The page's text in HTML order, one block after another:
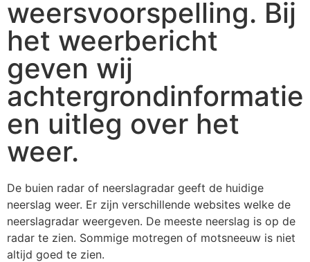
weersvoorspelling. Bij
het weerbericht
geven wij
achtergrondinformatie
en uitleg over het
weer.
De buien radar of neerslagradar geeft de huidige
neerslag weer. Er zijn verschillende websites welke de
neerslagradar weergeven. De meeste neerslag is op de
radar te zien. Sommige motregen of motsneeuw is niet
altijd goed te zien.